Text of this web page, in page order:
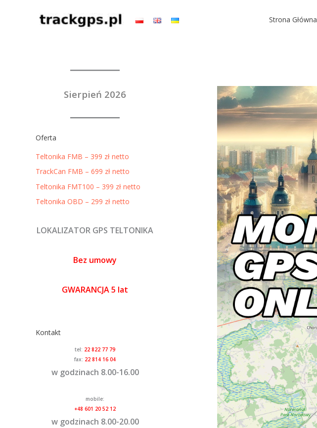
Strona Główna
Sierpień 2026
Oferta
Teltonika FMB – 399 zł netto
TrackCan FMB – 699 zł netto
Teltonika FMT100 – 399 zł netto
Teltonika OBD – 299 zł netto
LOKALIZATOR GPS TELTONIKA
Bez umowy
GWARANCJA 5 lat
Kontakt
tel: 22 822 77 79
fax: 22 814 16 04
w godzinach 8.00-16.00
mobile:
+48 601 20 52 12
w godzinach 8.00-20.00